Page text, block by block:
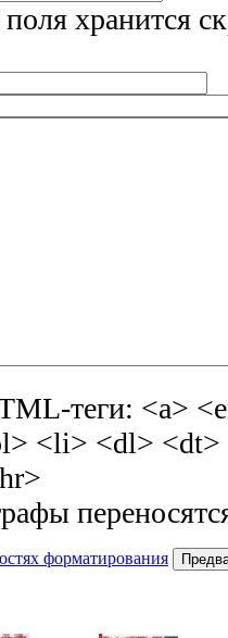
хранится
теги: <a>
<li> <dl> <dt>
форматирования